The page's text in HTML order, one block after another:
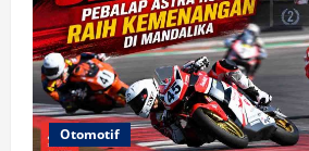
Otomotif